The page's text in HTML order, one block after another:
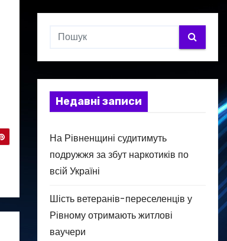
Недавні записи
На Рівненщині судитимуть
подружжя за збут наркотиків по
всій Україні
Шість ветеранів-переселенців у
Рівному отримають житлові
ваучери